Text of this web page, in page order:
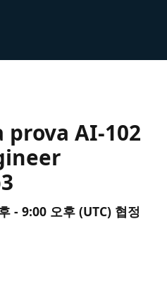
prova AI-102
- 9:00 오후 (UTC) 협정